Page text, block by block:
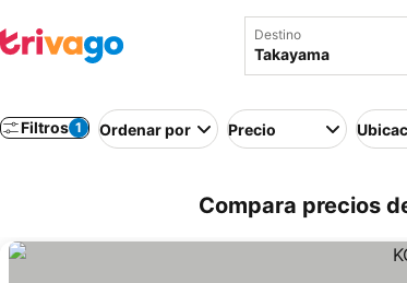
Destino
Filtros 1 Ordenar por Precio
Compara precios